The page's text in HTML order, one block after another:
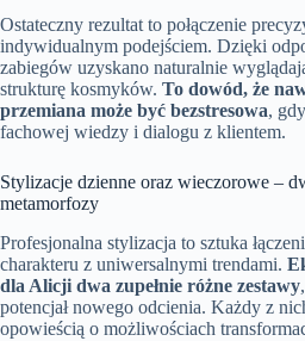
Ostateczny rezultat to połączenie
indywidualnym podejściem. Dzięki
zabiegów uzyskano naturalnie
strukturę kosmyków. To dowód, że
przemiana może być bezstresowa,
fachowej wiedzy i dialogu z klientem.
Stylizacje dzienne oraz wieczorowe –
metamorfozy
Profesjonalna stylizacja to sztuka
charakteru z uniwersalnymi trendami.
dla Alicji dwa zupełnie różne zestawy
potencjał nowego odcienia. Każdy z
opowieścią o możliwościach